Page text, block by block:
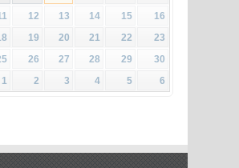
12 13 14 15
16
19 20 21 22
23
26 27 28 29
30
1 2 3 4 5 6